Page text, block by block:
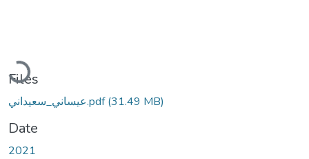
Loading...
Files
عيساني_سعيداني.pdf(31.49 MB)
Date
2021